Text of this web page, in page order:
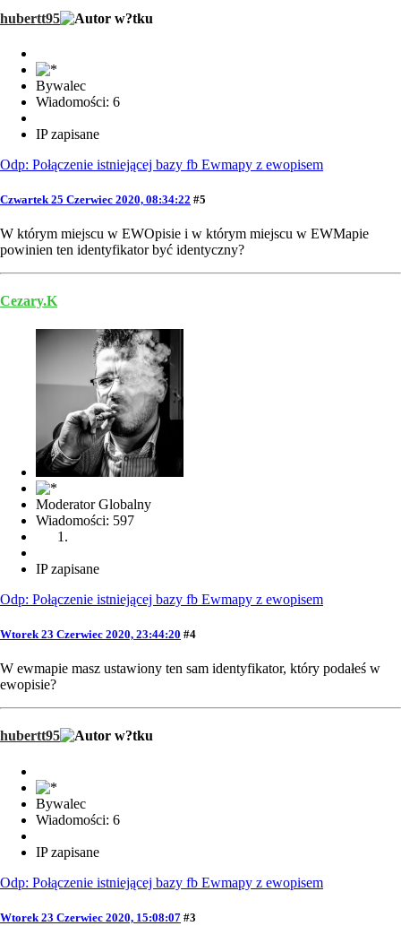
hubertt95
Bywalec
Wiadomości: 6
IP zapisane
Odp: Połączenie istniejącej bazy fb Ewmapy z ewopisem
Czwartek 25 Czerwiec 2020, 08:34:22 #5
W którym miejscu w EWOpisie i w którym miejscu w EWMapie
powinien ten identyfikator być identyczny?
Cezary.K
Moderator Globalny
Wiadomości: 597
IP zapisane
Odp: Połączenie istniejącej bazy fb Ewmapy z ewopisem
Wtorek 23 Czerwiec 2020, 23:44:20 #4
W ewmapie masz ustawiony ten sam identyfikator, który podałeś w
ewopisie?
hubertt95
Bywalec
Wiadomości: 6
IP zapisane
Odp: Połączenie istniejącej bazy fb Ewmapy z ewopisem
Wtorek 23 Czerwiec 2020, 15:08:07 #3